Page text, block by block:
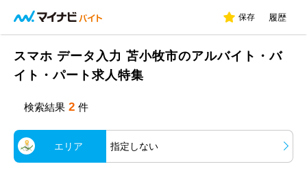
保存 履歴
スマホ データ入力 苫小牧市のアルバイト・バ
イト・パート求人特集
検索結果 2 件
エリア 指定しない